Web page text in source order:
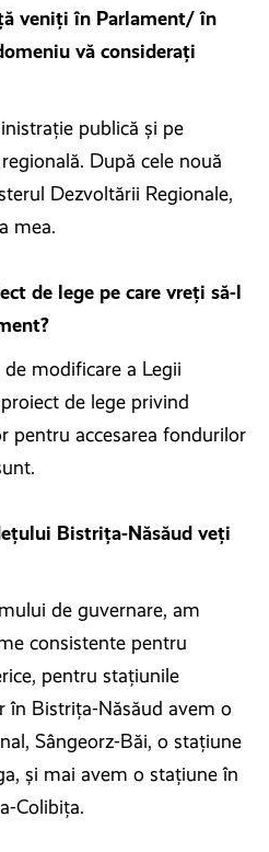
veniți în Parlament/ în
vă considerați
publică şi pe
După cele nouă
Dezvoltării Regionale,
mea.
de lege pe care vreți să-l
modificare a Legii
de lege privind
pentru accesarea fondurilor
Bistrița-Năsăud veți
de guvernare, am
consistente pentru
pentru staţiunile
în Bistriţa-Năsăud avem o
Sângeorz-Băi, o staţiune
şi mai avem o staţiune în
Colibiţa.